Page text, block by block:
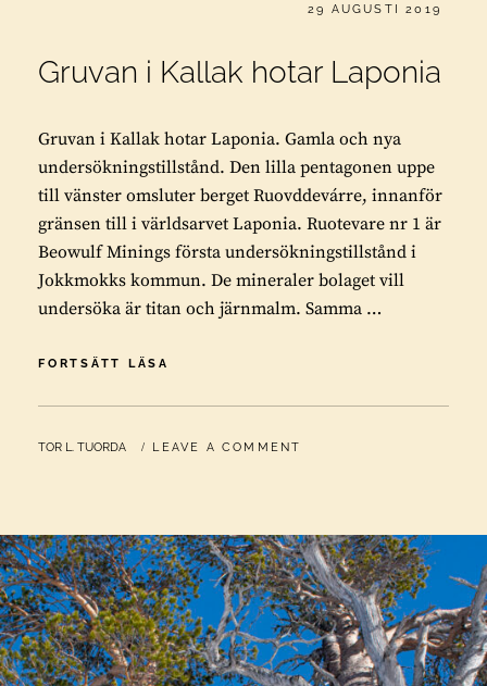
PUBLICERAT
29 AUGUSTI 2019
Gruvan i Kallak hotar Laponia
Gruvan i Kallak hotar Laponia. Gamla och nya
undersökningstillstånd. Den lilla pentagonen uppe
till vänster omsluter berget Ruovddevárre, innanför
gränsen till i världsarvet Laponia. Ruotevare nr 1 är
Beowulf Minings första undersökningstillstånd i
Jokkmokks kommun. De mineraler bolaget vill
undersöka är titan och järnmalm. Samma …
FORTSÄTT LÄSA
KALLAK
LAPONIA
BY
TOR L. TUORDA LEAVE A COMMENT